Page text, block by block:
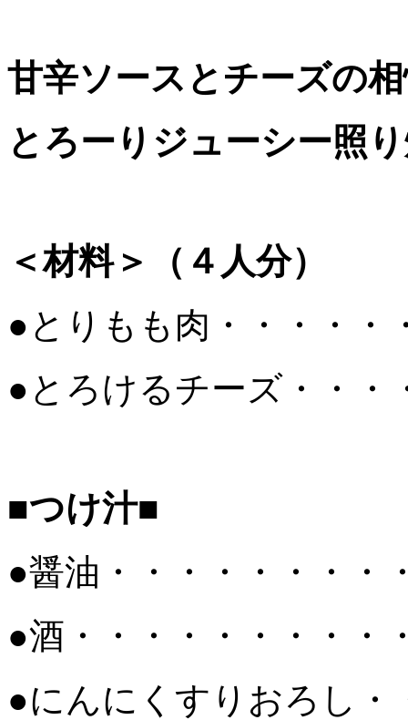
甘辛ソースとチーズの
とろーりジューシー照
＜材料＞（４人分）
●とりもも肉・・・・・
●とろけるチーズ・・・
■つけ汁■
●醤油・・・・・・・・
●酒・・・・・・・・・
●にんにくすりおろし・